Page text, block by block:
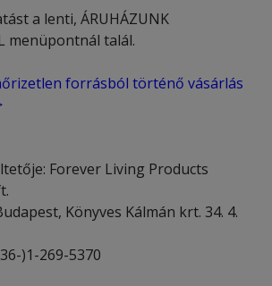
a lenti, ÁRUHÁZUNK
menüpontnál talál.
forrásból történő vásárlás
Forever Living Products
Könyves Kálmán krt. 34. 4.
)1-269-5370